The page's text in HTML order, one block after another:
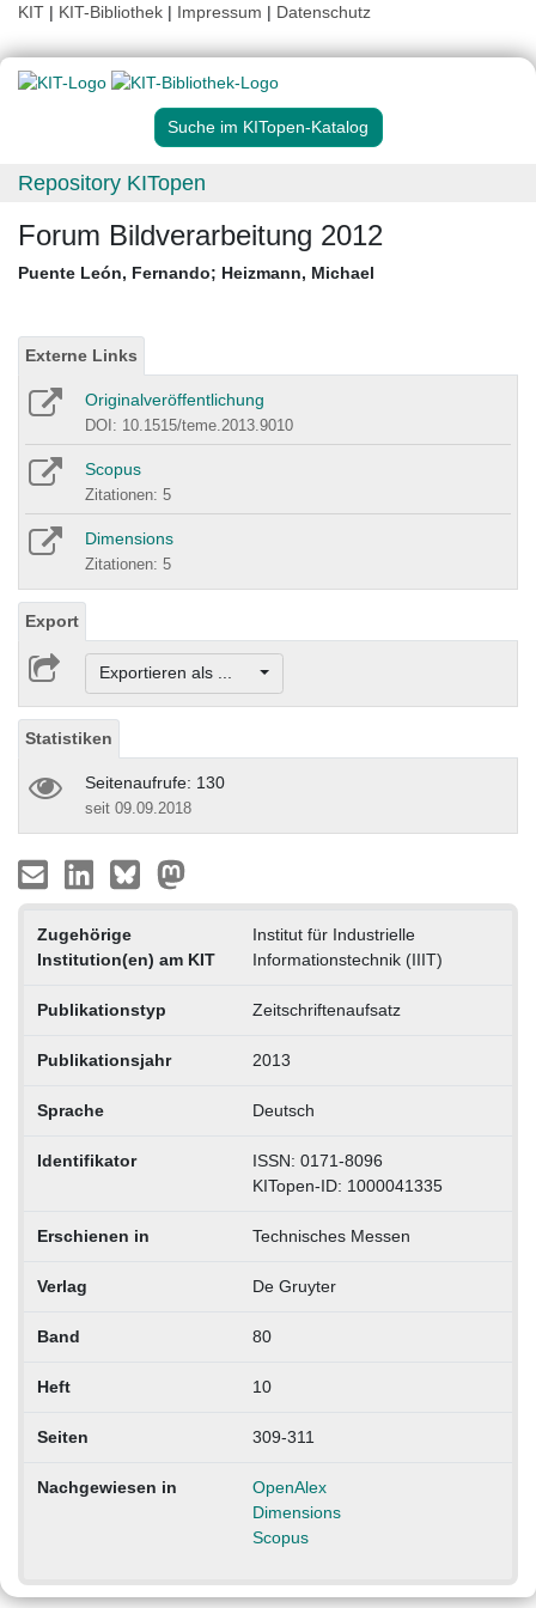
KIT | KIT-Bibliothek | Impressum | Datenschutz
Suche im KITopen-Katalog
Repository KITopen
Forum Bildverarbeitung 2012
Puente León, Fernando; Heizmann, Michael
Externe Links
Originalveröffentlichung
DOI: 10.1515/teme.2013.9010
Scopus
Zitationen: 5
Dimensions
Zitationen: 5
Export
Exportieren als ...
Statistiken
Seitenaufrufe: 130
seit 09.09.2018
Zugehörige
Institution(en) am KIT
Institut für Industrielle
Informationstechnik (IIIT)
Publikationstyp Zeitschriftenaufsatz
Publikationsjahr 2013
Sprache Deutsch
Identifikator
ISSN: 0171-8096
KITopen-ID: 1000041335
Erschienen in Technisches Messen
Verlag De Gruyter
Band 80
Heft 10
Seiten 309-311
Nachgewiesen in
OpenAlex
Dimensions
Scopus